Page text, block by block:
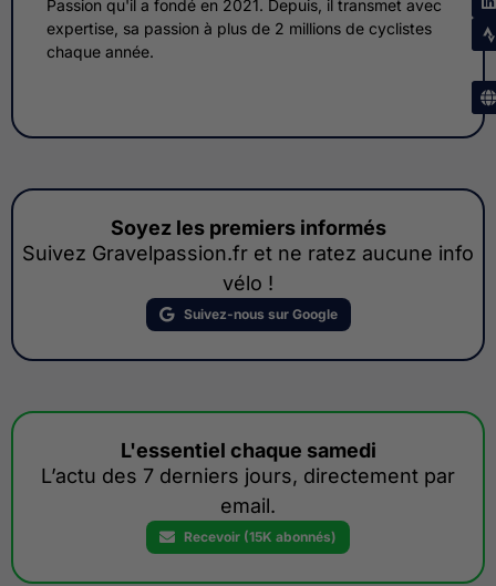
Passion qu'il a fondé en 2021. Depuis, il transmet avec
expertise, sa passion à plus de 2 millions de cyclistes
chaque année.
Soyez les premiers informés
Suivez Gravelpassion.fr et ne ratez aucune info
vélo !
Suivez-nous sur Google
L'essentiel chaque samedi
L’actu des 7 derniers jours, directement par
email.
Recevoir (15K abonnés)